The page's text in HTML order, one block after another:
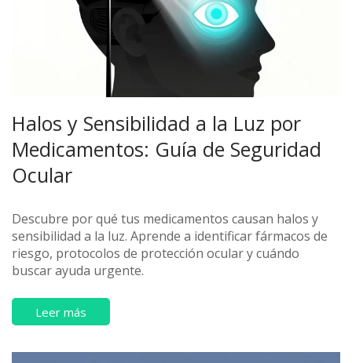
Halos y Sensibilidad a la Luz por
Medicamentos: Guía de Seguridad
Ocular
Descubre por qué tus medicamentos causan halos y
sensibilidad a la luz. Aprende a identificar fármacos de
riesgo, protocolos de protección ocular y cuándo
buscar ayuda urgente.
Leer más